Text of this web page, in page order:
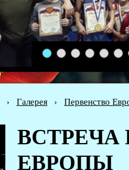
1 2 3 4 5 6
› Галерея ›
Первенство
ВСТРЕЧА
ЕВРОПЫ